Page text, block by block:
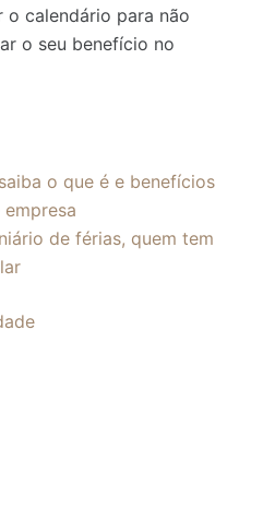
calendário para não
o seu benefício no
o que é e benefícios
de férias, quem tem